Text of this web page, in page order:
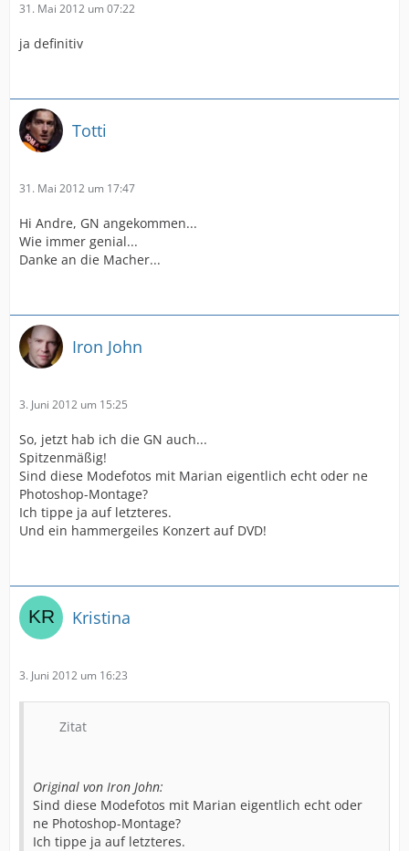
31. Mai 2012 um 07:22
ja definitiv
Totti
31. Mai 2012 um 17:47
Hi Andre, GN angekommen...
Wie immer genial...
Danke an die Macher...
Iron John
3. Juni 2012 um 15:25
So, jetzt hab ich die GN auch...
Spitzenmäßig!
Sind diese Modefotos mit Marian eigentlich echt oder ne
Photoshop-Montage?
Ich tippe ja auf letzteres.
Und ein hammergeiles Konzert auf DVD!
Kristina
3. Juni 2012 um 16:23
Zitat
Original von Iron John:
Sind diese Modefotos mit Marian eigentlich echt oder
ne Photoshop-Montage?
Ich tippe ja auf letzteres.